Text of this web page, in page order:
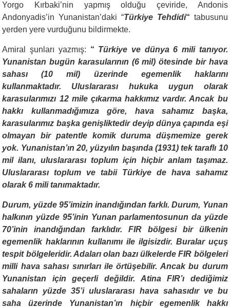
Yorgo Kırbaki’nin yapmış olduğu çeviride, Andonis
Andonyadis’in Yunanistan’daki “Türkiye Tehdidi“ tabusunu
yerden yere vurduğunu bildirmekte.
Amiral şunları yazmış: “ Türkiye ve dünya 6 mili tanıyor.
Yunanistan bugün karasularının (6 mil) ötesinde bir hava
sahası (10 mil) üzerinde egemenlik haklarını
kullanmaktadır. Uluslararası hukuka uygun olarak
karasularımızı 12 mile çıkarma hakkımız vardır. Ancak bu
hakkı kullanmadığımıza göre, hava sahamız başka,
karasularımız başka genişliktedir deyip dünya çapında eşi
olmayan bir patentle komik duruma düşmemize gerek
yok. Yunanistan’ın 20, yüzyılın başında (1931) tek taraflı 10
mil ilanı, uluslararası toplum için hiçbir anlam taşımaz.
Uluslararası toplum ve tabii Türkiye de hava sahamız
olarak 6 mili tanımaktadır.
Durum, yüzde 95’imizin inandığından farklı. Durum, Yunan
halkının yüzde 95’inin Yunan parlamentosunun da yüzde
70’inin inandığından farklıdır. FIR bölgesi bir ülkenin
egemenlik haklarının kullanımı ile ilgisizdir. Buralar uçuş
tespit bölgeleridir. Adaları olan bazı ülkelerde FIR bölgeleri
milli hava sahası sınırları ile örtüşebilir. Ancak bu durum
Yunanistan için geçerli değildir. Atina FIR’ı dediğimiz
sahaların yüzde 35’i uluslararası hava sahasıdır ve bu
saha üzerinde Yunanistan’ın hiçbir egemenlik hakkı